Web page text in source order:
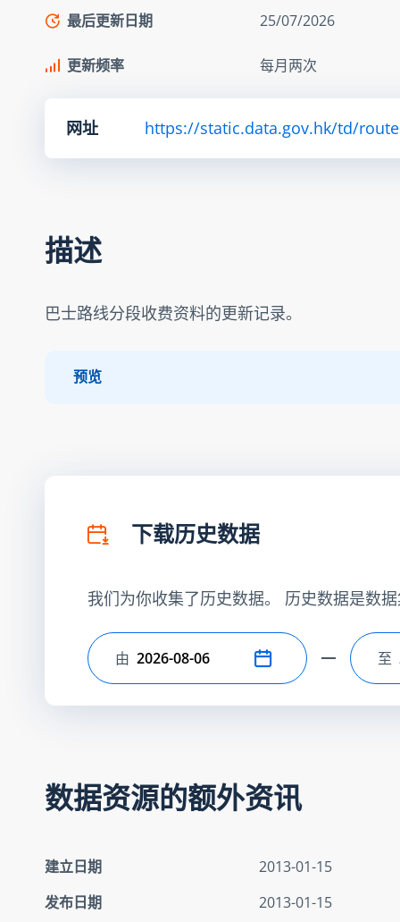
最后更新日期 25/07/2026
更新频率 每月两次
网址 https://static.data.gov.hk/td/
描述
巴士路线分段收费资料的更新记录。
预览
下载历史数据
我们为你收集了历史数据。 历史数据是数
选择开始日期
由 选
至
数据资源的额外资讯
建立日期
2013-01-15
发布日期
2013-01-15